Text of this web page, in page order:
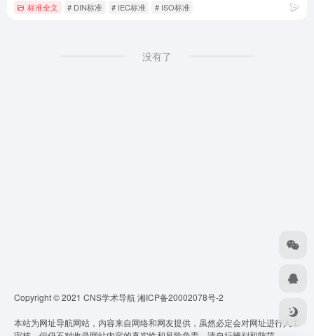
标准全文 # DIN标准 # IEC标准 # ISO标准
没有了
Copyright © 2021 CNS学术导航湘ICP备20002078号-2
本站为网址导航网站，内容来自网络和网友提供，虽然必定会对网址进行人工